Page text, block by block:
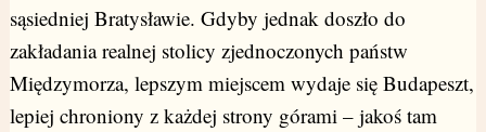
sąsiedniej Bratysławie. Gdyby jednak doszło do
zakładania realnej stolicy zjednoczonych państw
Międzymorza, lepszym miejscem wydaje się Budapeszt,
lepiej chroniony z każdej strony górami – jakoś tam